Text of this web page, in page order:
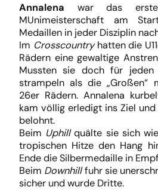
Annalena war das
MUnimeisterschaft am
Medaillen in jeder Disziplin
Im Crosscountryhatten die
Rädern eine gewaltige
Mussten sie doch für
strampeln als die „Großen“
26er Rädern. Annalena
kam völlig erledigt ins Ziel
belohnt.
Beim Uphillquälte sie sich
tropischen Hitze den Hang
Ende die Silbermedaille in
Beim Downhillfuhr sie
sicher und wurde Dritte.